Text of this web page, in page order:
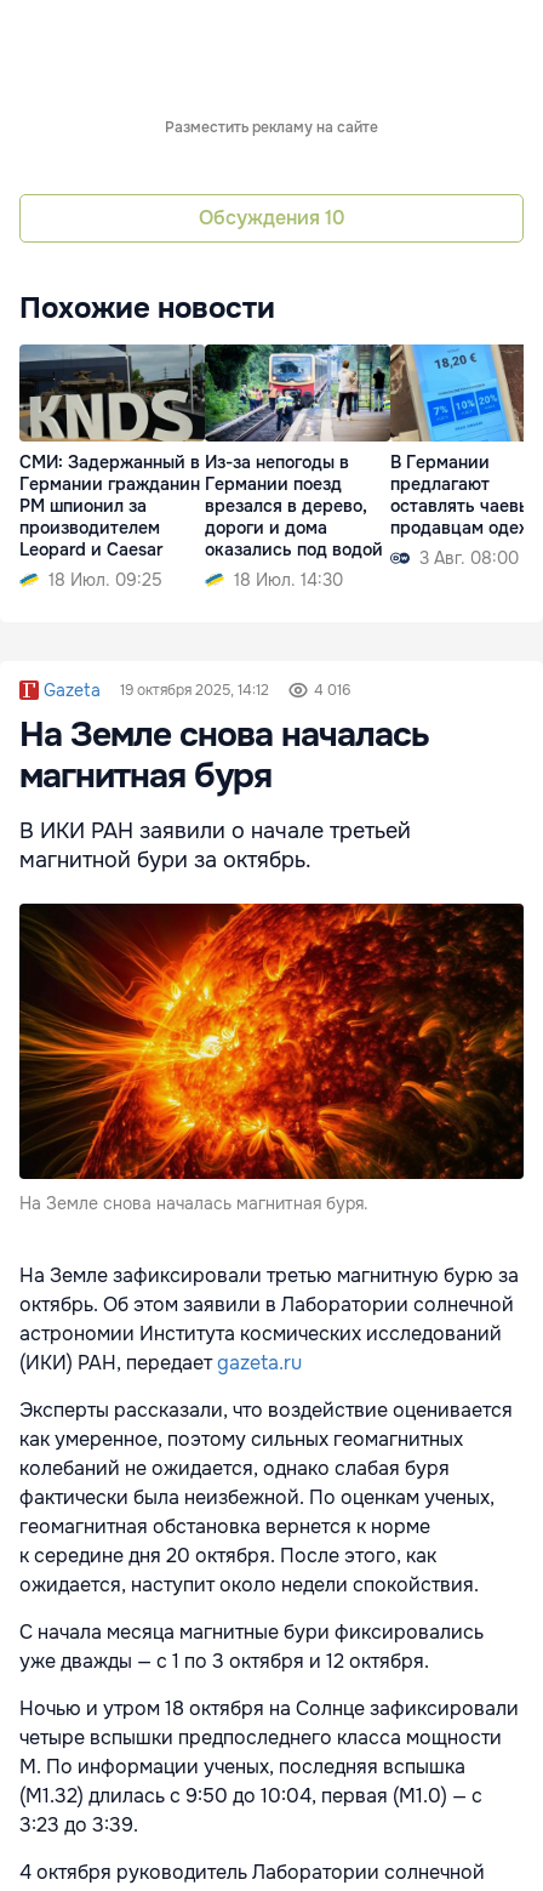
Разместить рекламу на сайте
Обсуждения 10
Похожие новости
СМИ: Задержанный в
Германии гражданин
РМ шпионил за
производителем
Leopard и Caesar
18 Июл. 09:25
Из-за непогоды в
Германии поезд
врезался в дерево,
дороги и дома
оказались под водой
18 Июл. 14:30
В Германии
предлагают
оставлять чаевые
продавцам
3 Авг. 08:00
Gazeta 19 октября 2025, 14:12 4 016
На Земле снова началась
магнитная буря
В ИКИ РАН заявили о начале третьей
магнитной бури за октябрь.
На Земле снова началась магнитная буря.
На Земле зафиксировали третью магнитную бурю за
октябрь. Об этом заявили в Лаборатории солнечной
астрономии Института космических исследований
(ИКИ) РАН, передаетgazeta.ru
Эксперты рассказали, что воздействие оценивается
как умеренное, поэтому сильных геомагнитных
колебаний не ожидается, однако слабая буря
фактически была неизбежной. По оценкам ученых,
геомагнитная обстановка вернется к норме
к середине дня 20 октября. После этого, как
ожидается, наступит около недели спокойствия.
С начала месяца магнитные бури фиксировались
уже дважды — с 1 по 3 октября и 12 октября.
Ночью и утром 18 октября на Солнце зафиксировали
четыре вспышки предпоследнего класса мощности
М. По информации ученых, последняя вспышка
(M1.32) длилась с 9:50 до 10:04, первая (M1.0) — с
3:23 до 3:39.
4 октября руководитель Лаборатории солнечной